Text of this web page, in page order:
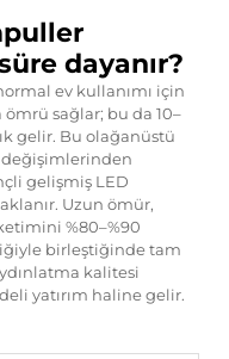
dayanır?
ev kullanımı için
sağlar; bu da 10–
gelir. Bu olağanüstü
değişimlerinden
gelişmiş LED
Uzun ömür,
%80–%90
birleştiğinde tam
kalitesi
yatırım haline gelir.